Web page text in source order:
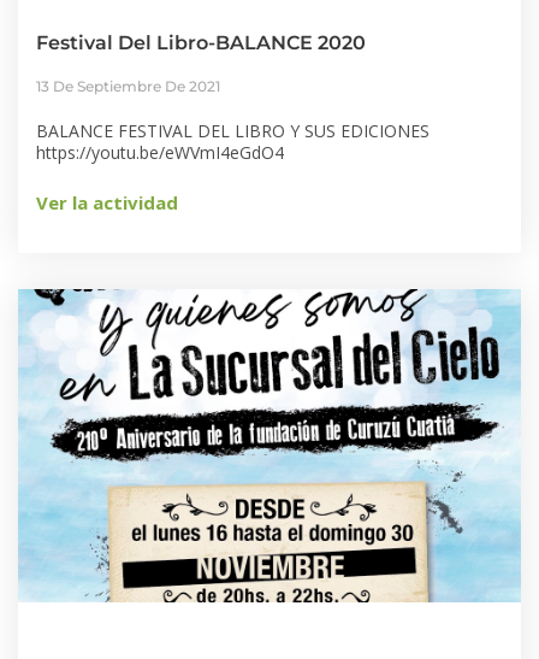
Festival Del Libro-BALANCE 2020
13 De Septiembre De 2021
BALANCE FESTIVAL DEL LIBRO Y SUS EDICIONES
https://youtu.be/eWVmI4eGdO4
Ver la actividad